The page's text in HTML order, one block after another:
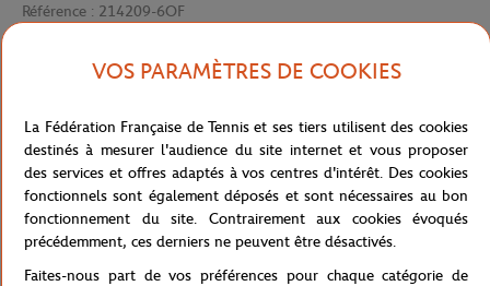
Référence : 214209-6OF
Livraison et retours
VOS PARAMÈTRES DE COOKIES
La Fédération Française de Tennis et ses tiers utilisent des cookies
destinés à mesurer l'audience du site internet et vous proposer
des services et offres adaptés à vos centres d'intérêt. Des cookies
fonctionnels sont également déposés et sont nécessaires au bon
fonctionnement du site. Contrairement aux cookies évoqués
précédemment, ces derniers ne peuvent être désactivés.
Faites-nous part de vos préférences pour chaque catégorie de